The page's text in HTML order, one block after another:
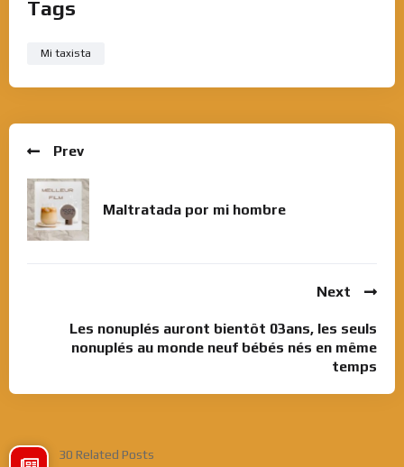
Tags
Mi taxista
Prev
Maltratada por mi hombre
Next
Les nonuplés auront bientôt 03ans, les seuls
nonuplés au monde neuf bébés nés en même
temps
30 Related Posts